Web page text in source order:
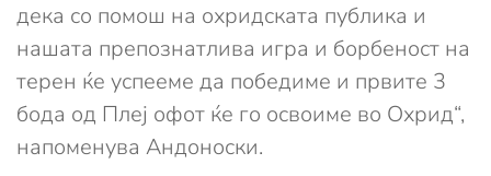
дека со помош на охридската публика и
нашата препознатлива игра и борбеност на
терен ќе успееме да победиме и првите 3
бода од Плеј офот ќе го освоиме во Охрид“,
напоменува Андоноски.